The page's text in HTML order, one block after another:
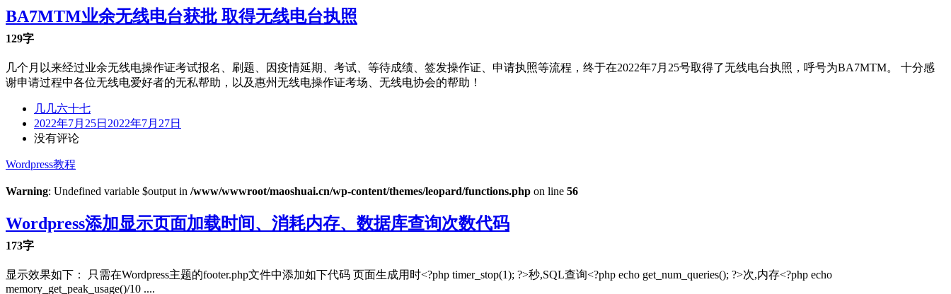
BA7MTM业余无线电台获批 取得无线电台执照
129字
几个月以来经过业余无线电操作证考试报名、刷题、因疫情延期、考试、等待成绩、签发操作证、申请执照等流程，终于在2022年7月25号取得了无线电台执照，呼号为BA7MTM。 十分感
谢申请过程中各位无线电爱好者的无私帮助，以及惠州无线电操作证考场、无线电协会的帮助！
几几六十七
2022年7月25日 2022年7月27日
没有评论
Wordpress教程
Warning: Undefined variable $output in /www/wwwroot/maoshuai.cn/wp-content/themes/leopard/functions.php on line 56
Wordpress添加显示页面加载时间、消耗内存、数据库查询次数代码
173字
显示效果如下： 只需在Wordpress主题的footer.php文件中添加如下代码 页面生成用时<?php timer_stop(1); ?>秒,SQL查询<?php echo get_num_queries(); ?>次,内存<?php echo
memory_get_peak_usage()/10 ....